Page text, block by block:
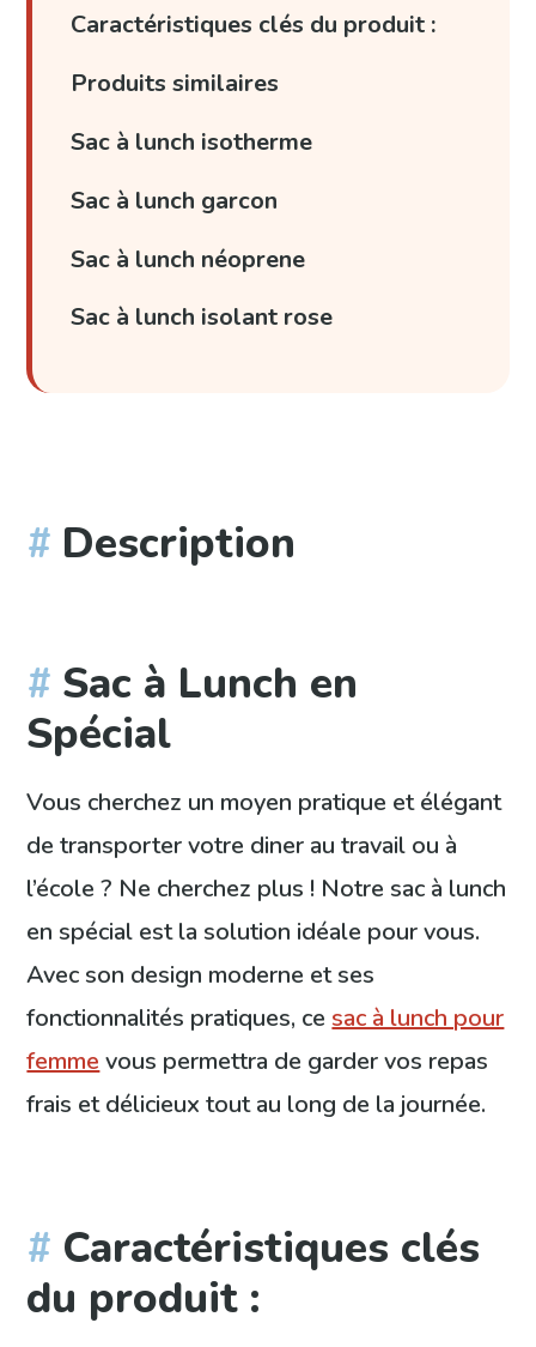
Caractéristiques clés du produit :
Produits similaires
Sac à lunch isotherme
Sac à lunch garcon
Sac à lunch néoprene
Sac à lunch isolant rose
Description
Sac à Lunch en
Spécial
Vous cherchez un moyen pratique et élégant
de transporter votre diner au travail ou à
l’école ? Ne cherchez plus ! Notre sac à lunch
en spécial est la solution idéale pour vous.
Avec son design moderne et ses
fonctionnalités pratiques, cesac à lunch pour
femmevous permettra de garder vos repas
frais et délicieux tout au long de la journée.
Caractéristiques clés
du produit :